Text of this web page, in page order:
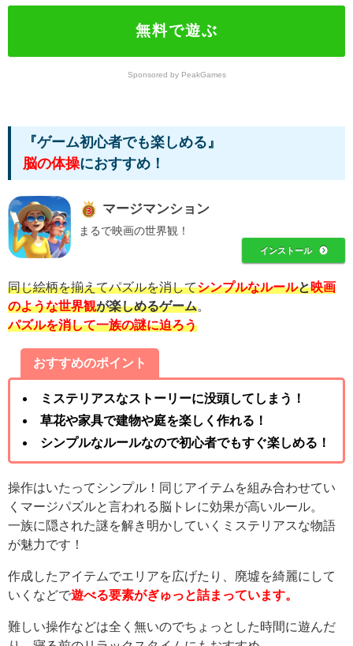
無料で遊ぶ
Sponsored by PeakGames
『ゲーム初心者でも楽しめる』
脳の体操におすすめ！
マージマンション
まるで映画の世界観！
インストール
同じ絵柄を揃えてパズルを消してシンプルなルールと映画
のような世界観が楽しめるゲーム。
パズルを消して一族の謎に迫ろう
おすすめのポイント
ミステリアスなストーリーに没頭してしまう！
草花や家具で建物や庭を楽しく作れる！
シンプルなルールなので初心者でもすぐ楽しめる！
操作はいたってシンプル！同じアイテムを組み合わせてい
くマージパズルと言われる脳トレに効果が高いルール。
一族に隠された謎を解き明かしていくミステリアスな物語
が魅力です！
作成したアイテムでエリアを広げたり、廃墟を綺麗にして
いくなどで遊べる要素がぎゅっと詰まっています。
難しい操作などは全く無いのでちょっとした時間に遊んだ